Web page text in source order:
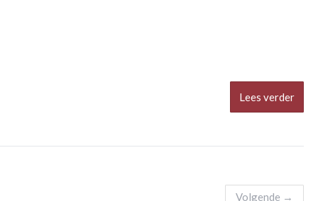
Lees verder
Volgende →